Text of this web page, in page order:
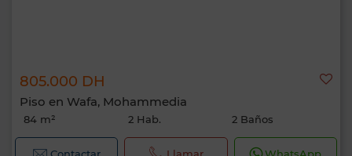
805.000 DH
Piso en Wafa, Mohammedia
84 m² 2 Hab. 2 Baños